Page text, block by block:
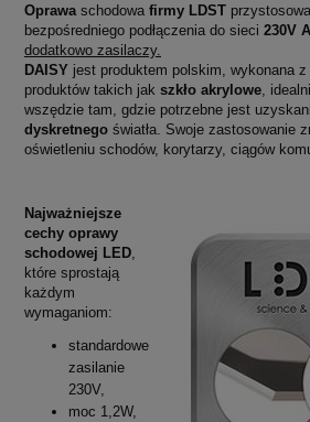
Oprawa schodowa firmy LDST
bezpośredniego podłączenia do sieci 230V
dodatkowo zasilaczy.
DAISY jest produktem polskim, wykonana
produktów takich jak szkło akrylowe ,
wszędzie tam, gdzie potrzebne jest
dyskretnego światła. Swoje zastosowanie
oświetleniu schodów, korytarzy, ciągów
Najważniejsze
cechy oprawy
schodowej LED
które sprostają
każdym
wymaganiom:
standardowe
zasilanie
230V,
moc 1,2W,